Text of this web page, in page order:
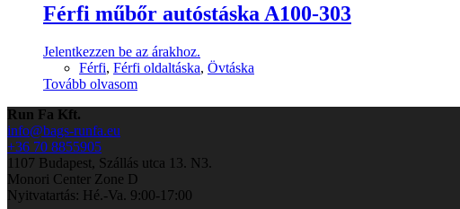
Férfi műbőr autóstáska A100-303
Jelentkezzen be az árakhoz.
Férfi, Férfi oldaltáska, Övtáska
Tovább olvasom
Run Fa Kft.
info@bags-runfa.eu
+36 70 8855905
1107 Budapest, Szállás utca 13. N3.
Monori Center Zone D
Nyitvatartás: Hé.-Va. 9:00-17:00